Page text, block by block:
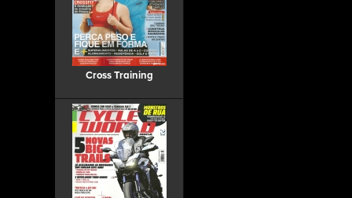
Cross Training